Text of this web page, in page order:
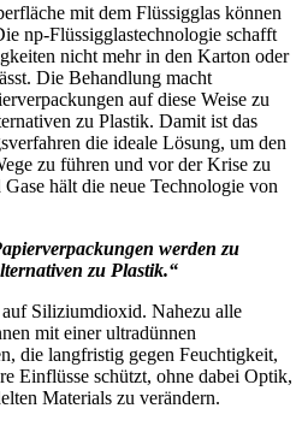
mit dem Flüssigglas können
np-Flüssigglastechnologie schafft
nicht mehr in den Karton oder
Die Behandlung macht
auf diese Weise zu
zu Plastik. Damit ist das
die ideale Lösung, um den
zu führen und vor der Krise zu
hält die neue Technologie von
werden zu
zu Plastik.“
Siliziumdioxid. Nahezu alle
mit einer ultradünnen
die langfristig gegen Feuchtigkeit,
Einflüsse schützt, ohne dabei Optik,
Materials zu verändern.